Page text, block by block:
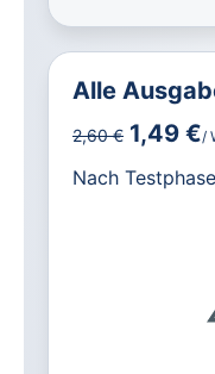
Alle
heise
Alle
2,60 € 1,49 €/
Nach